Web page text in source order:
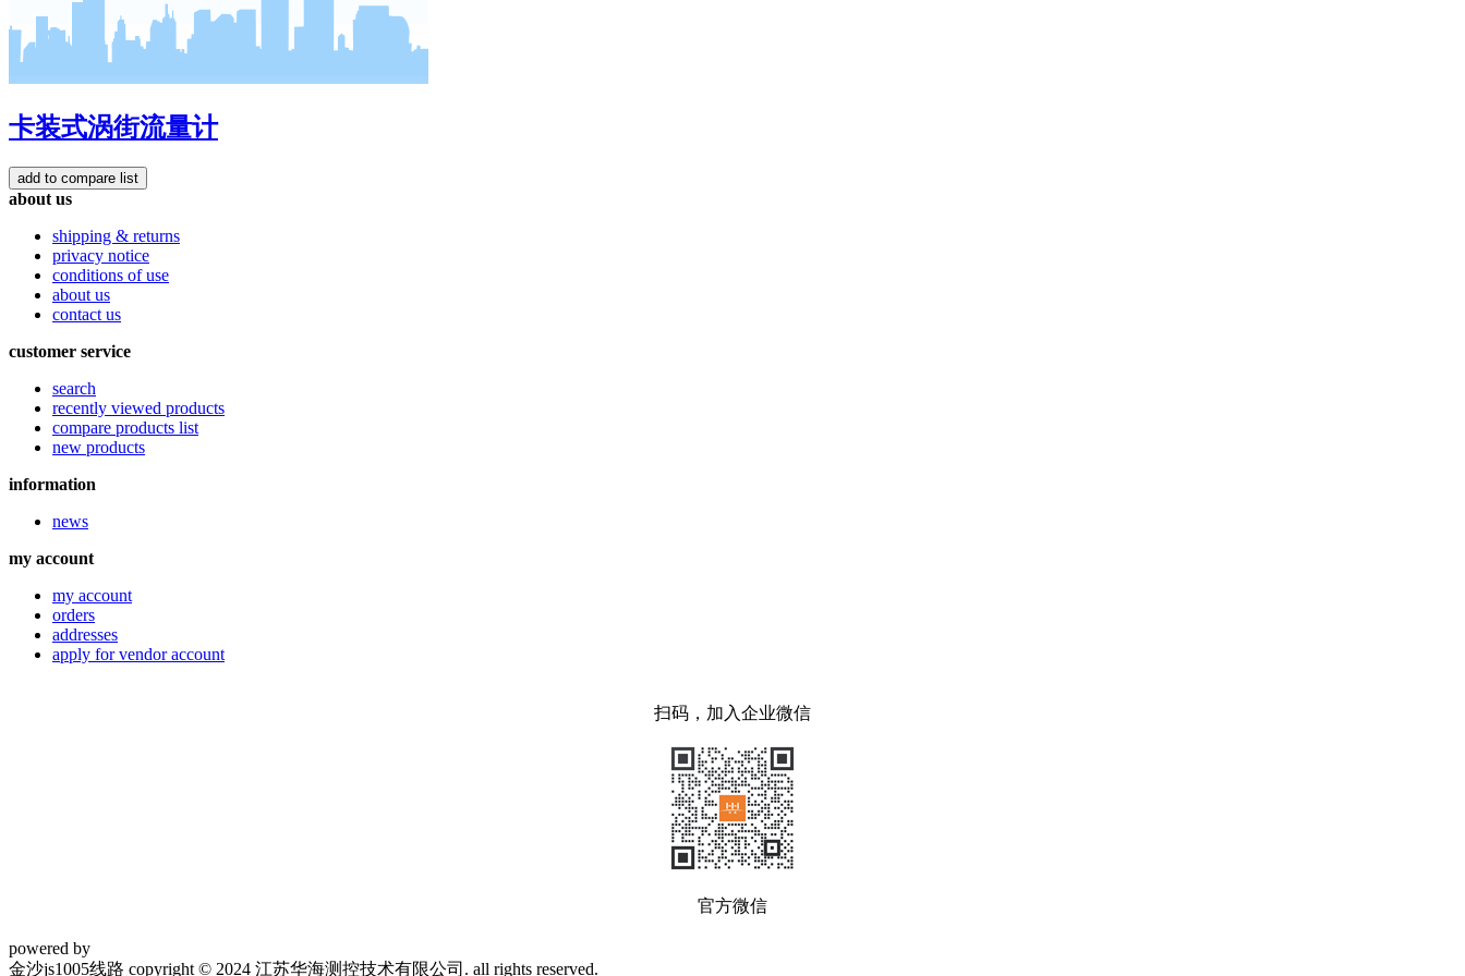
卡装式涡街流量计
about us
shipping & returns
privacy notice
conditions of use
about us
contact us
customer service
search
recently viewed products
compare products list
new products
information
news
my account
my account
orders
addresses
apply for vendor account
扫码，加入企业微信
官方微信
powered by
金沙js1005线路 copyright © 2024 江苏华海测控技术有限公司. all rights reserved.